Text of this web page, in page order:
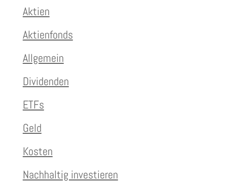
Aktien
Aktienfonds
Allgemein
Dividenden
ETFs
Geld
Kosten
Nachhaltig investieren